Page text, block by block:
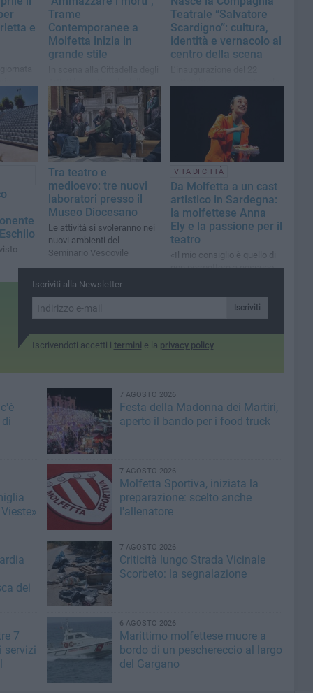
e
Trame
Contemporanee a
Molfetta inizia in
grande stile
Compagnia Orsini, con un
superlativo Giorgio Sales
Teatrale “Salvatore
Scardigno”: cultura,
identità e vernacolo al
centro della scena
il primo passo di un nuovo
Tra teatro e
medioevo: tre nuovi
laboratori presso il
Museo Diocesano
Le attività si svoleranno nei
nuovi ambienti del
Seminario Vescovile
VITA DI CITTÀ
Da Molfetta a un cast
artistico in Sardegna:
la molfettese Anna
Ely e la passione per il
teatro
«Il mio consiglio è quello di
non permettere a nessuno
Iscriviti alla Newsletter
Iscriviti
Iscrivendoti accetti i termini e la privacy policy
7 AGOSTO 2026
Festa della Madonna dei Martiri,
aperto il bando per i food truck
7 AGOSTO 2026
Molfetta Sportiva, iniziata la
preparazione: scelto anche
l'allenatore
dei
7 AGOSTO 2026
Criticità lungo Strada Vicinale
Scorbeto: la segnalazione
7
servizi
6 AGOSTO 2026
Marittimo molfettese muore a
bordo di un peschereccio al largo
del Gargano